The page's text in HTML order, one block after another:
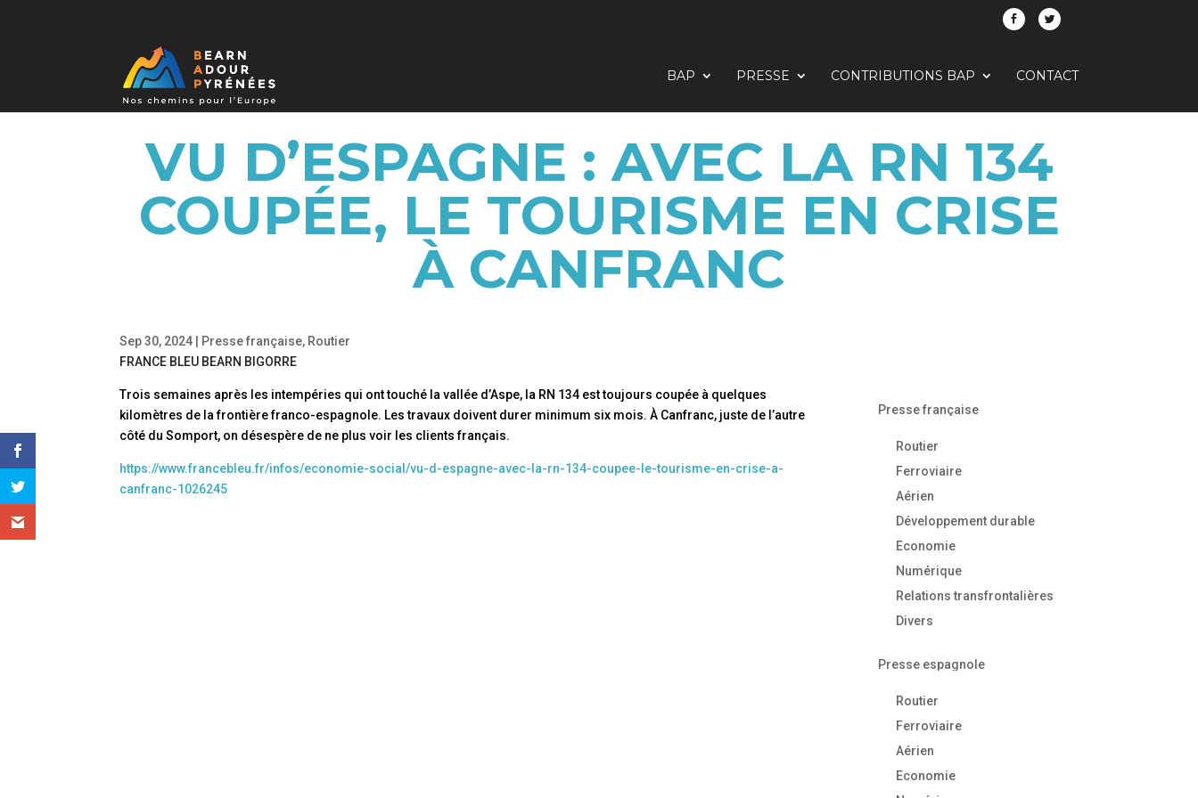
BAP PRESSE CONTRIBUTIONS BAP CONTACT
VU D’ESPAGNE : AVEC LA RN 134
COUPÉE, LE TOURISME EN CRISE
À CANFRANC
Sep 30, 2024 Presse française, Routier
FRANCE BLEU BEARN BIGORRE
Trois semaines après les intempéries qui ont touché la vallée d’Aspe, la RN 134 est toujours coupée à quelques
kilomètres de la frontière franco-espagnole. Les travaux doivent durer minimum six mois. À Canfranc, juste de l’autre
côté du Somport, on désespère de ne plus voir les clients français.
https://www.francebleu.fr/infos/economie-social/vu-d-espagne-avec-la-rn-134-coupee-le-tourisme-en-crise-a-
canfranc-1026245
Presse française
Routier
Ferroviaire
Aérien
Développement durable
Economie
Numérique
Relations transfrontalières
Divers
Presse espagnole
Routier
Ferroviaire
Aérien
Economie